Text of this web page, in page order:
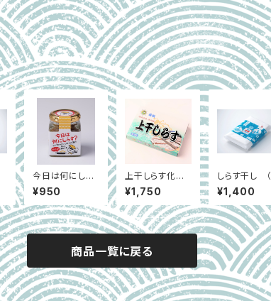
今日は何にしら
す？ガーリック～
しらすのオリーブ
オイル漬け～
¥950
上干しらす化粧
箱 （冷蔵）
¥1,750
しらす干し
凍）
¥1,400
商品一覧に戻る